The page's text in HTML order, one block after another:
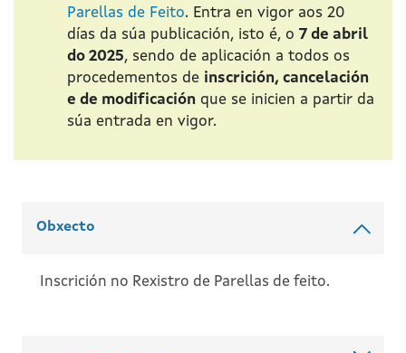
Parellas de Feito. Entra en vigor aos 20
días da súa publicación, isto é, o 7 de abril
do 2025, sendo de aplicación a todos os
procedementos de inscrición, cancelación
e de modificación que se inicien a partir da
súa entrada en vigor.
Obxecto
Inscrición no Rexistro de Parellas de feito.